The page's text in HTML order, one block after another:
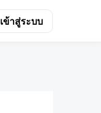
เข้าสู่ระบบ